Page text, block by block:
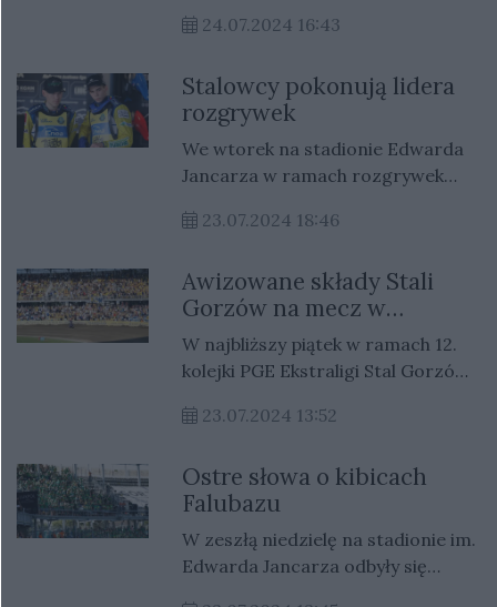
prezes Stali Gorzów, Jarosław
Lubuskiej i portalu Gorzów Nasze
Miasto i Przemysław Ciućka
dziennikarz Eska Gorzów.
24.07.2024 16:43
Stalowcy pokonują lidera
rozgrywek
We wtorek na stadionie Edwarda
Jancarza w ramach rozgrywek
Stal Gorzów podejmowała u siebie
23.07.2024 18:46
Awizowane składy Stali
Gorzów na mecz w
Grudziądzu
W najbliższy piątek w ramach 12.
kolejki PGE Ekstraligi Stal Gorzów
powalczyć o kolejne ligowe punkty.
awizowane na to spotkanie.
23.07.2024 13:52
Ostre słowa o kibicach
Falubazu
W zeszłą niedzielę na stadionie im.
Edwarda Jancarza odbyły się